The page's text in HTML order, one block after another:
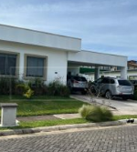
VER DETALLES